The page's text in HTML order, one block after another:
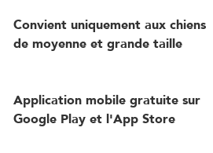
Convient uniquement aux chiens
de moyenne et grande taille
Application mobile gratuite sur
Google Play et l'App Store